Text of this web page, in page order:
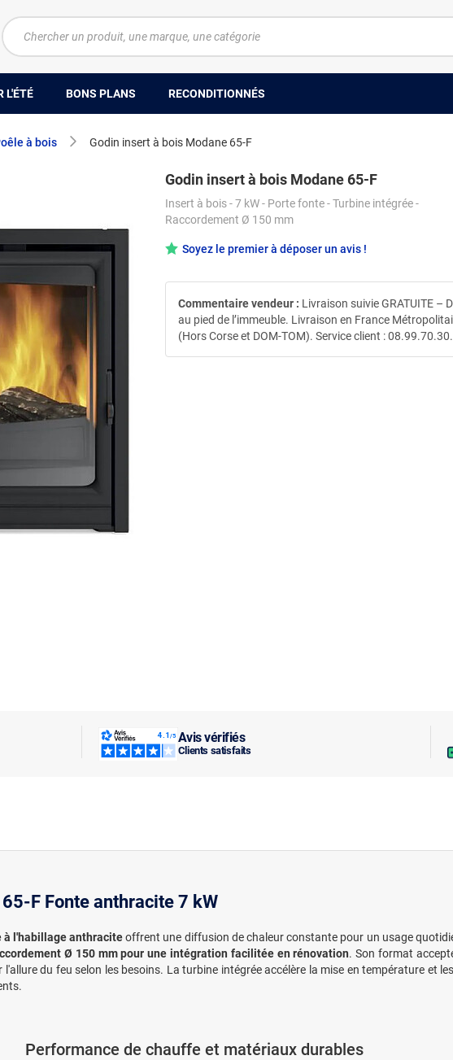
L'ÉTÉ BONS PLANS RECONDITIONNÉS
à bois Godin insert à bois Modane 65-F
Avis vérifiés
Clients satisfaits
Godin insert à bois Modane 65-F
Insert à bois - 7 kW - Porte fonte - Turbine intégrée -
Raccordement Ø 150 mm
Soyez le premier à déposer un avis !
Commentaire vendeur : Livraison suivie GRATUITE –
au pied de l’immeuble. Livraison en France
(Hors Corse et DOM-TOM). Service client :
F Fonte anthracite 7 kW
l'habillage anthraciteoffrent une diffusion de chaleur constante pour un usage
Ø 150 mm pour une intégration facilitée en rénovation. Son format
l'allure du feu selon les besoins. La turbine intégrée accélère la mise en température et les
Performance de chauffe et matériaux durables